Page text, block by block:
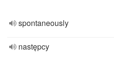
spontaneously
następcy